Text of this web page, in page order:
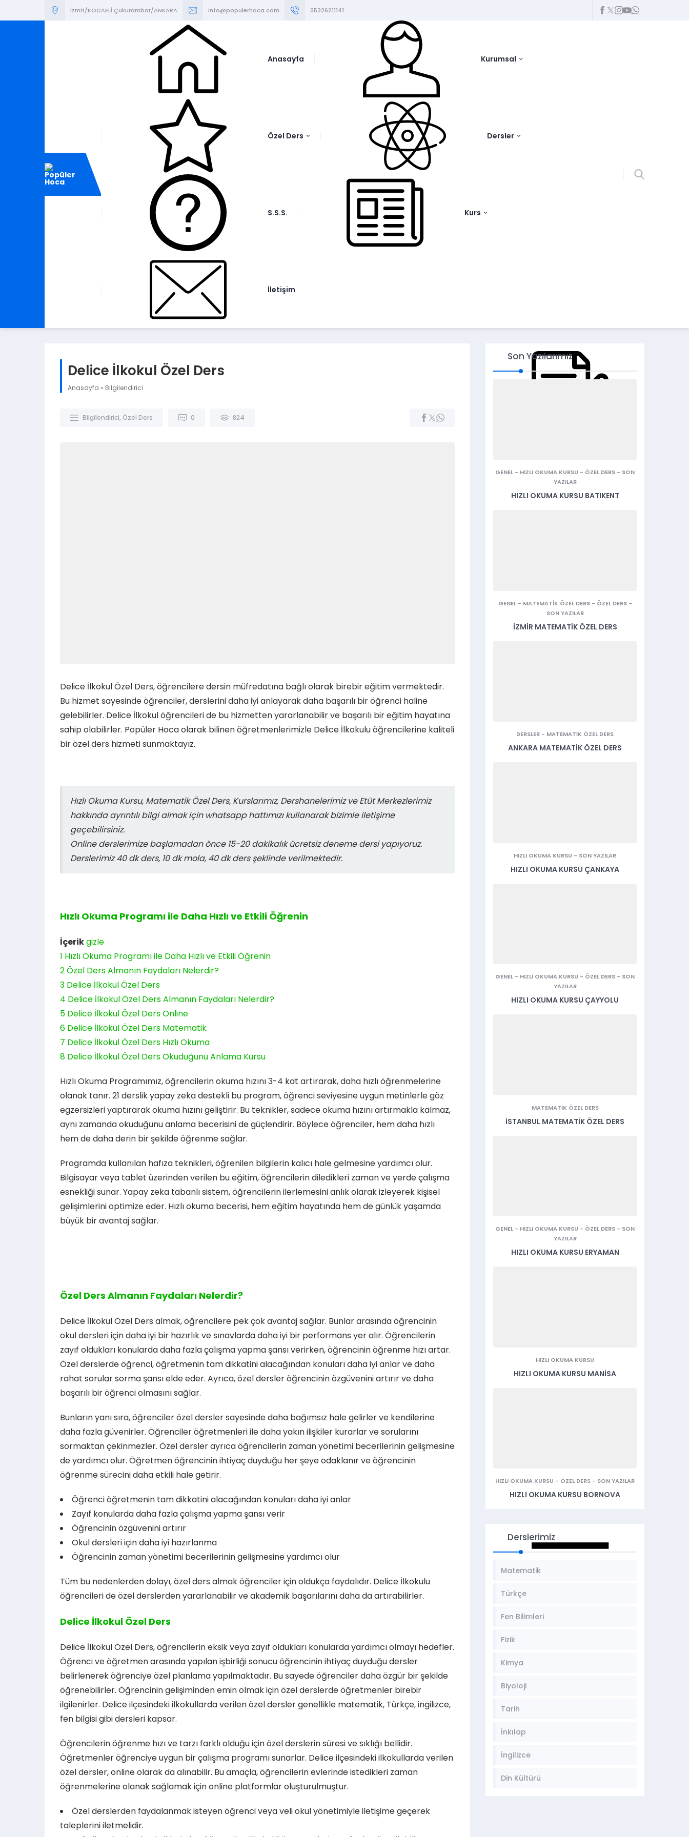
İzmit/KOCAELİ Çukurambar/ANKARA info@populerhoca.com 05326211141
Anasayfa Kurumsal
Özel Ders Dersler
S.S.S. Kurs
İletişim
Delice İlkokul Özel Ders
Anasayfa » Bilgilendirici
Bilgilendirici, Özel Ders 0 824
Delice İlkokul Özel Ders, öğrencilere dersin müfredatına bağlı olarak birebir eğitim vermektedir.
Bu hizmet sayesinde öğrenciler, derslerini daha iyi anlayarak daha başarılı bir öğrenci haline
gelebilirler. Delice İlkokul öğrencileri de bu hizmetten yararlanabilir ve başarılı bir eğitim hayatına
sahip olabilirler. Popüler Hoca olarak bilinen öğretmenlerimizle Delice İlkokulu öğrencilerine kaliteli
bir özel ders hizmeti sunmaktayız.
Hızlı Okuma Kursu, Matematik Özel Ders, Kurslarımız, Dershanelerimiz ve Etüt Merkezlerimiz
hakkında ayrıntılı bilgi almak için whatsapp hattımızı kullanarak bizimle iletişime
geçebilirsiniz.
Online derslerimize başlamadan önce 15-20 dakikalık ücretsiz deneme dersi yapıyoruz.
Derslerimiz 40 dk ders, 10 dk mola, 40 dk ders şeklinde verilmektedir.
Hızlı Okuma Programı ile Daha Hızlı ve Etkili Öğrenin
İçerikgizle
1 Hızlı Okuma Programı ile Daha Hızlı ve Etkili Öğrenin
2Özel Ders Almanın Faydaları Nelerdir?
3 Delice İlkokul Özel Ders
4 Delice İlkokul Özel Ders Almanın Faydaları Nelerdir?
5 Delice İlkokul Özel Ders Online
6 Delice İlkokul Özel Ders Matematik
7 Delice İlkokul Özel Ders Hızlı Okuma
8 Delice İlkokul Özel Ders Okuduğunu Anlama Kursu
Hızlı Okuma Programımız, öğrencilerin okuma hızını 3-4 kat artırarak, daha hızlı öğrenmelerine
olanak tanır. 21 derslik yapay zeka destekli bu program, öğrenci seviyesine uygun metinlerle göz
egzersizleri yaptırarak okuma hızını geliştirir. Bu teknikler, sadece okuma hızını artırmakla kalmaz,
aynı zamanda okuduğunu anlama becerisini de güçlendirir. Böylece öğrenciler, hem daha hızlı
hem de daha derin bir şekilde öğrenme sağlar.
Programda kullanılan hafıza teknikleri, öğrenilen bilgilerin kalıcı hale gelmesine yardımcı olur.
Bilgisayar veya tablet üzerinden verilen bu eğitim, öğrencilerin diledikleri zaman ve yerde çalışma
esnekliği sunar. Yapay zeka tabanlı sistem, öğrencilerin ilerlemesini anlık olarak izleyerek kişisel
gelişimlerini optimize eder. Hızlı okuma becerisi, hem eğitim hayatında hem de günlük yaşamda
büyük bir avantaj sağlar.
Özel Ders Almanın Faydaları Nelerdir?
Delice İlkokul Özel Ders almak, öğrencilere pek çok avantaj sağlar. Bunlar arasında öğrencinin
okul dersleri için daha iyi bir hazırlık ve sınavlarda daha iyi bir performans yer alır. Öğrencilerin
zayıf oldukları konularda daha fazla çalışma yapma şansı verirken, öğrencinin öğrenme hızı artar.
Özel derslerde öğrenci, öğretmenin tam dikkatini alacağından konuları daha iyi anlar ve daha
rahat sorular sorma şansı elde eder. Ayrıca, özel dersler öğrencinin özgüvenini artırır ve daha
başarılı bir öğrenci olmasını sağlar.
Bunların yanı sıra, öğrenciler özel dersler sayesinde daha bağımsız hale gelirler ve kendilerine
daha fazla güvenirler. Öğrenciler öğretmenleri ile daha yakın ilişkiler kurarlar ve sorularını
sormaktan çekinmezler. Özel dersler ayrıca öğrencilerin zaman yönetimi becerilerinin gelişmesine
de yardımcı olur. Öğretmen öğrencinin ihtiyaç duyduğu her şeye odaklanır ve öğrencinin
öğrenme sürecini daha etkili hale getirir.
Öğrenci öğretmenin tam dikkatini alacağından konuları daha iyi anlar
Zayıf konularda daha fazla çalışma yapma şansı verir
Öğrencinin özgüvenini artırır
Okul dersleri için daha iyi hazırlanma
Öğrencinin zaman yönetimi becerilerinin gelişmesine yardımcı olur
Tüm bu nedenlerden dolayı, özel ders almak öğrenciler için oldukça faydalıdır. Delice İlkokulu
öğrencileri de özel derslerden yararlanabilir ve akademik başarılarını daha da artırabilirler.
Delice İlkokul Özel Ders
Delice İlkokul Özel Ders, öğrencilerin eksik veya zayıf oldukları konularda yardımcı olmayı hedefler.
Öğrenci ve öğretmen arasında yapılan işbirliği sonucu öğrencinin ihtiyaç duyduğu dersler
belirlenerek öğrenciye özel planlama yapılmaktadır. Bu sayede öğrenciler daha özgür bir şekilde
öğrenebilirler. Öğrencinin gelişiminden emin olmak için özel derslerde öğretmenler birebir
ilgilenirler. Delice ilçesindeki ilkokullarda verilen özel dersler genellikle matematik, Türkçe, ingilizce,
fen bilgisi gibi dersleri kapsar.
Öğrencilerin öğrenme hızı ve tarzı farklı olduğu için özel derslerin süresi ve sıklığı bellidir.
Öğretmenler öğrenciye uygun bir çalışma programı sunarlar. Delice ilçesindeki ilkokullarda verilen
özel dersler, online olarak da alınabilir. Bu amaçla, öğrencilerin evlerinde istedikleri zaman
öğrenmelerine olanak sağlamak için online platformlar oluşturulmuştur.
Özel derslerden faydalanmak isteyen öğrenci veya veli okul yönetimiyle iletişime geçerek
taleplerini iletmelidir.
Son Yazılarımız
GENEL - HIZLI OKUMA KURSU - ÖZEL DERS - SON
YAZILAR
HIZLI OKUMA KURSU BATIKENT
GENEL- MATEMATIK ÖZEL DERS- ÖZEL DERS-
SON YAZILAR
İZMIR MATEMATIK ÖZEL DERS
DERSLER - MATEMATIK ÖZEL DERS
ANKARA MATEMATIK ÖZEL DERS
HIZLI OKUMA KURSU - SON YAZILAR
HIZLI OKUMA KURSU ÇANKAYA
GENEL - HIZLI OKUMA KURSU - ÖZEL DERS - SON
YAZILAR
HIZLI OKUMA KURSU ÇAYYOLU
MATEMATIK ÖZEL DERS
İSTANBUL MATEMATIK ÖZEL DERS
GENEL - HIZLI OKUMA KURSU - ÖZEL DERS - SON
YAZILAR
HIZLI OKUMA KURSU ERYAMAN
HIZLI OKUMA KURSU
HIZLI OKUMA KURSU MANISA
HIZLI OKUMA KURSU - ÖZEL DERS - SON YAZILAR
HIZLI OKUMA KURSU BORNOVA
Derslerimiz
Matematik
Türkçe
Fen Bilimleri
Fizik
Kimya
Biyoloji
Tarih
İnkılap
İngilizce
Din Kültürü